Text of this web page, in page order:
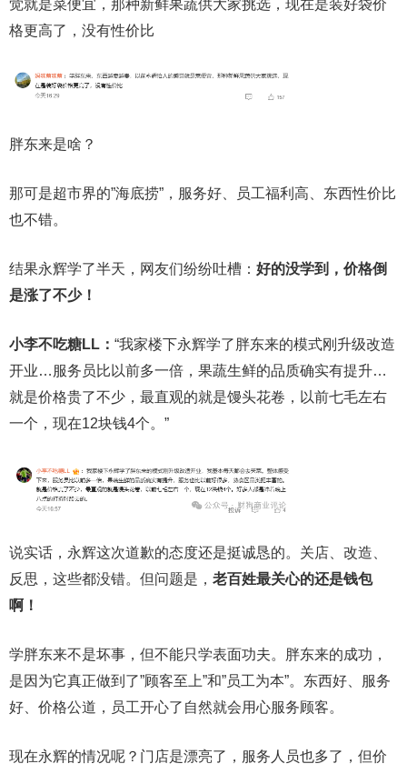
觉就是菜便宜，那种新鲜果蔬供大家挑选，现在是装好袋价
格更高了，没有性价比
胖东来是啥？
那可是超市界的”海底捞”，服务好、员工福利高、东西性价比
也不错。
结果永辉学了半天，网友们纷纷吐槽： 好的没学到，价格倒
是涨了不少！
小李不吃糖LL： “我家楼下永辉学了胖东来的模式刚升级改造
开业…服务员比以前多一倍，果蔬生鲜的品质确实有提升…
就是价格贵了不少，最直观的就是馒头花卷，以前七毛左右
一个，现在12块钱4个。”
说实话，永辉这次道歉的态度还是挺诚恳的。关店、改造、
反思，这些都没错。但问题是， 老百姓最关心的还是钱包
啊！
学胖东来不是坏事，但不能只学表面功夫。胖东来的成功，
是因为它真正做到了”顾客至上”和”员工为本”。东西好、服务
好、价格公道，员工开心了自然就会用心服务顾客。
现在永辉的情况呢？门店是漂亮了，服务人员也多了，但价